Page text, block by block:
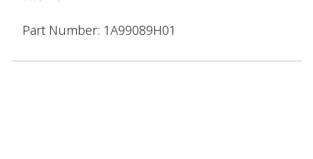
Part Number: 1A99089H01